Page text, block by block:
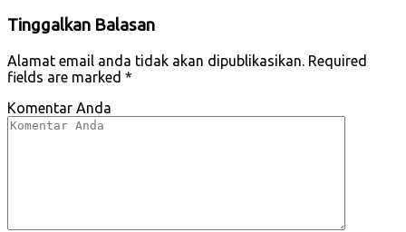
Tinggalkan Balasan
Alamat email anda tidak akan dipublikasikan. Required
fields are marked *
Komentar Anda